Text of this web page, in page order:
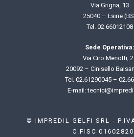
Via Grigna, 13
25040 – Esine
Tel. 02.66012108
Sede Operativa:
Via Ciro Menotti,
20092 – Cinisello
Tel. 02.61290045–
E-mail: t
© IMPREDIL GELFI SRL -
C.FISC